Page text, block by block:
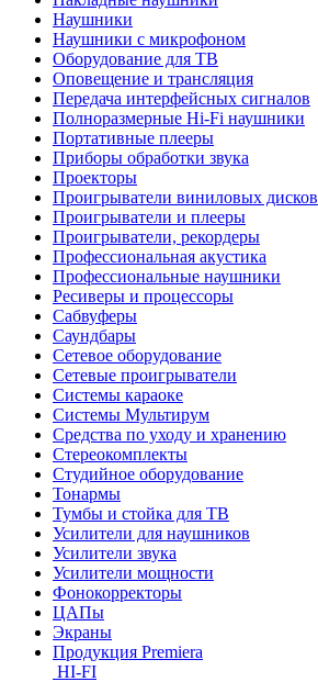
Наушники
Наушники с микрофоном
Оборудование для ТВ
Оповещение и трансляция
Передача интерфейсных сигналов
Полноразмерные Hi-Fi наушники
Портативные плееры
Приборы обработки звука
Проекторы
Проигрыватели виниловых дисков
Проигрыватели и плееры
Проигрыватели, рекордеры
Профессиональная акустика
Профессиональные наушники
Ресиверы и процессоры
Сабвуферы
Саундбары
Сетевое оборудование
Сетевые проигрыватели
Системы караоке
Системы Мультирум
Средства по уходу и хранению
Стереокомплекты
Студийное оборудование
Тонармы
Тумбы и стойка для ТВ
Усилители для наушников
Усилители звука
Усилители мощности
Фонокорректоры
ЦАПы
Экраны
Продукция Premiera
HI-FI